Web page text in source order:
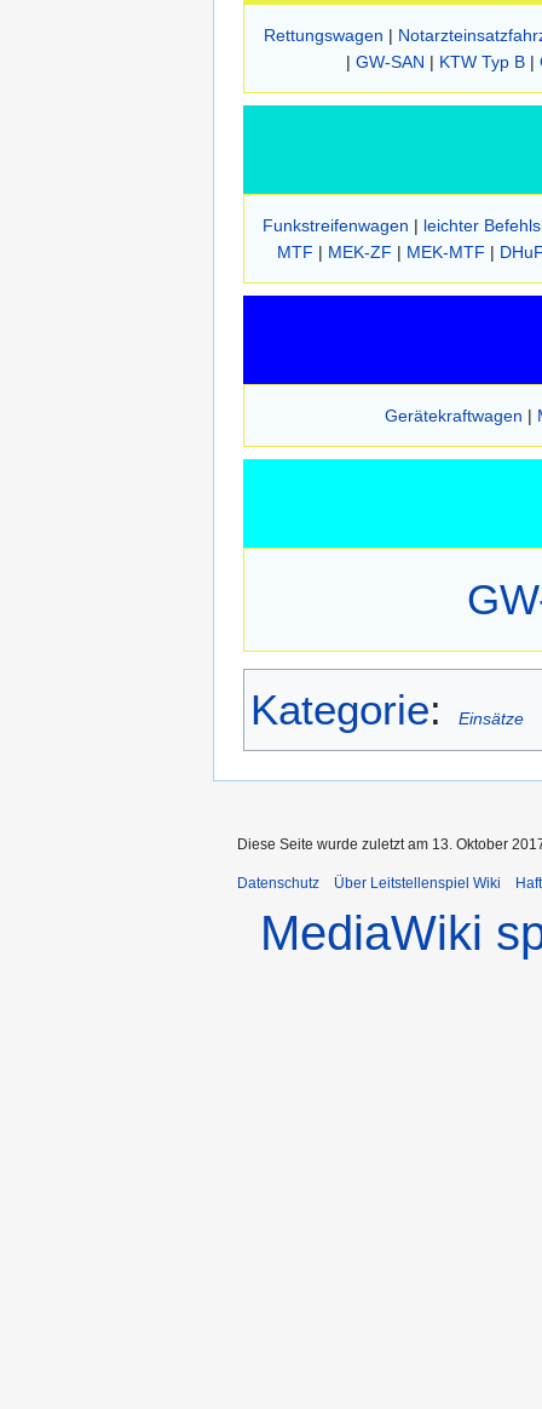
Rettungswagen |
| GW-SAN | KTW Typ B|
Funkstreifenwagen | leichter
MTF | MEK-ZF | MEK-MTF |
Gerätekraftwagen |
Kategorie: Einsätze
Diese Seite wurde zuletzt am 13. Oktober
Datenschutz Über Leitstellenspiel Wiki
MediaWiki